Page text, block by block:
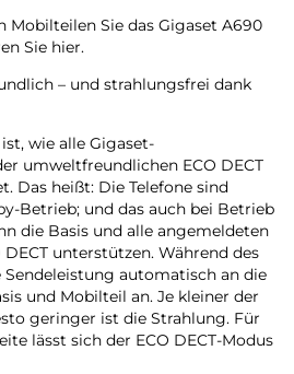
Mobilteilen Sie das Gigaset A690
Sie hier.
– und strahlungsfrei dank
wie alle Gigaset-
umweltfreundlichen ECO DECT
Das heißt: Die Telefone sind
Betrieb; und das auch bei Betrieb
die Basis und alle angemeldeten
unterstützen. Während des
Sendeleistung automatisch an die
und Mobilteil an. Je kleiner der
geringer ist die Strahlung. Für
lässt sich der ECO DECT-Modus